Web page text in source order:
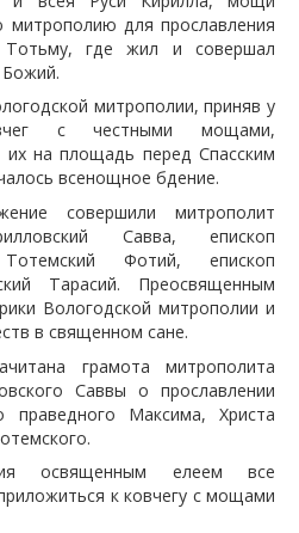
для прославления
где жил и совершал
Божий.
митрополии, приняв у
с честными мощами,
их на площадь перед Спасским
всенощное бдение.
совершили митрополит
Савва, епископ
Фотий, епископ
Тарасий. Преосвященным
Вологодской митрополии и
в священном сане.
грамота митрополита
Саввы о прославлении
праведного Максима, Христа
освященным елеем все
к ковчегу с мощами